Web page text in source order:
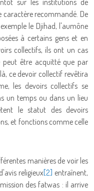
sur les institutions de
caractère recommandé. De
le Djihad, l'aumône
à certains gens et en
collectifs, ils ont un cas
peut être acquitté que par
ce devoir collectif revêtira
les devoirs collectifs se
un temps ou dans un lieu
le statut des devoirs
et fonctions comme celle
manières de voir les
religieux[2] entraînent,
des fatwas : il arrive